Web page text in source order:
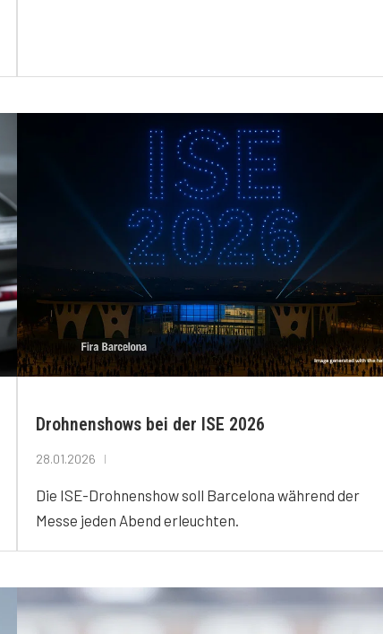
Drohnenshows bei der ISE 2026
28.01.2026
Die ISE-Drohnenshow soll Barcelona während der
Messe jeden Abend erleuchten.